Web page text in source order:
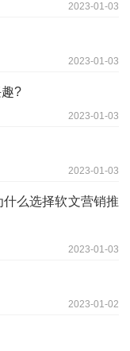
2023-01-03
2023-01-03
?
2023-01-03
2023-01-03
么选择软文营销推
2023-01-03
2023-01-02